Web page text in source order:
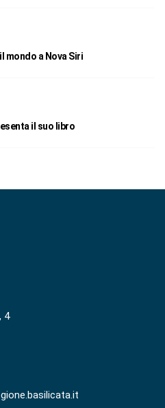
mondo a Nova Siri
il suo libro
4